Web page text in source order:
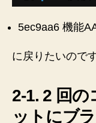
5ec9aa6 機能
に戻りたいのです
2-1. 2 回の
ットにブ